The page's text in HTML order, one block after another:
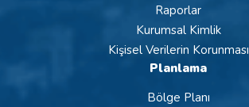
Raporlar
Kurumsal Kimlik
Kişisel Verilerin Korunması
Planlama
Bölge Planı